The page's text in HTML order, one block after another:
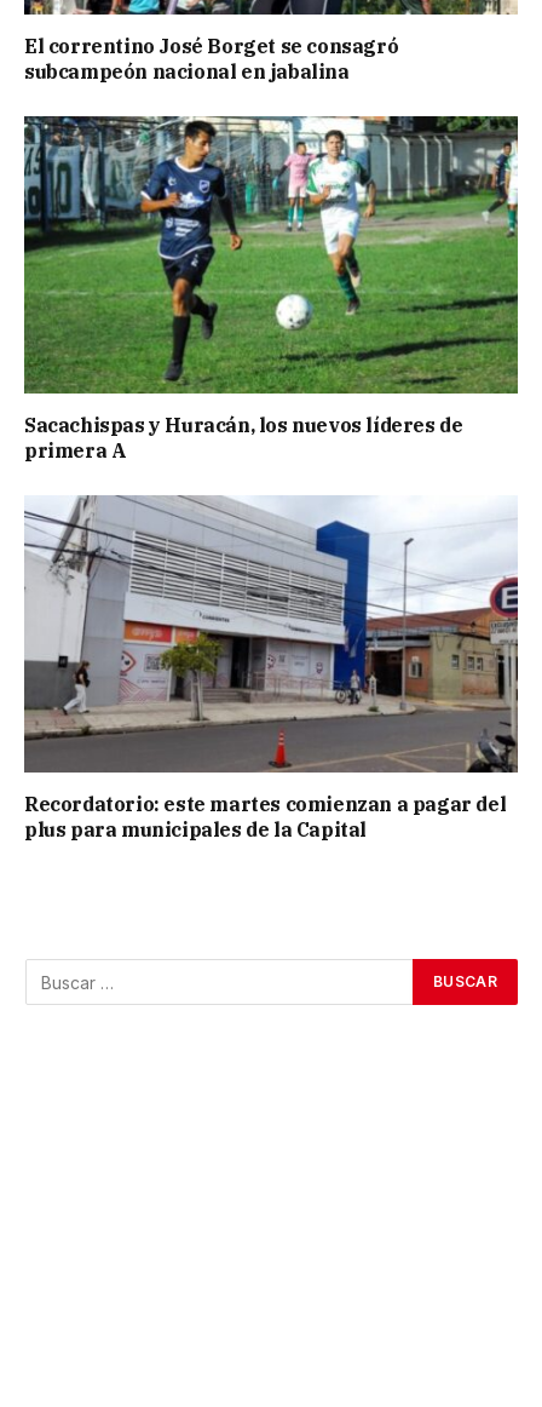
El correntino José Borget se consagró
subcampeón nacional en jabalina
Sacachispas y Huracán, los nuevos líderes de
primera A
Recordatorio: este martes comienzan a pagar del
plus para municipales de la Capital